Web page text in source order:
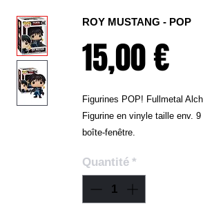
ROY MUSTANG - POP
15,00 €
Figurines POP! Fullmetal
Figurine en vinyle taille env.
boîte-fenêtre.
Quantité *